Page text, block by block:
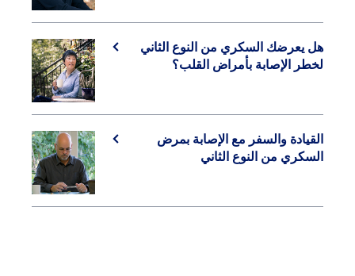
هل يعرضك السكري من النوع الثاني
لخطر الإصابة بأمراض القلب؟
القيادة والسفر مع الإصابة بمرض
السكري من النوع الثاني